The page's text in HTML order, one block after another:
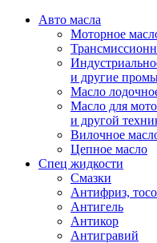
Авто масла
Моторное
и другие
Масло
Масло для
и другой
Вилочное
Цепное масло
Спец жидкости
Смазки
Антифриз,
Антигель
Антикор
Антигравий